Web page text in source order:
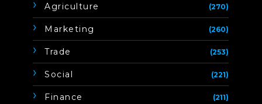
Agriculture (270)
Marketing (260)
Trade (253)
Social (221)
Finance (211)